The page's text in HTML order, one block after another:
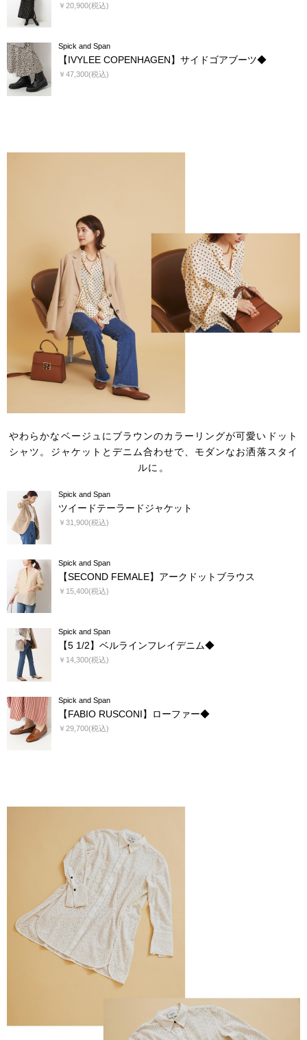
￥20,900(税込)
Spick and Span
【IVYLEE COPENHAGEN】サイドゴアブーツ◆
￥47,300(税込)
やわらかなベージュにブラウンのカラーリングが可愛いドット
シャツ。 ジャケットとデニム合わせで、モダンなお洒落スタイ
ルに。
Spick and Span
ツイードテーラードジャケット
￥31,900(税込)
Spick and Span
【SECOND FEMALE】アークドットブラウス
￥15,400(税込)
Spick and Span
【5 1/2】ベルラインフレイデニム◆
￥14,300(税込)
Spick and Span
【FABIO RUSCONI】ローファー◆
￥29,700(税込)